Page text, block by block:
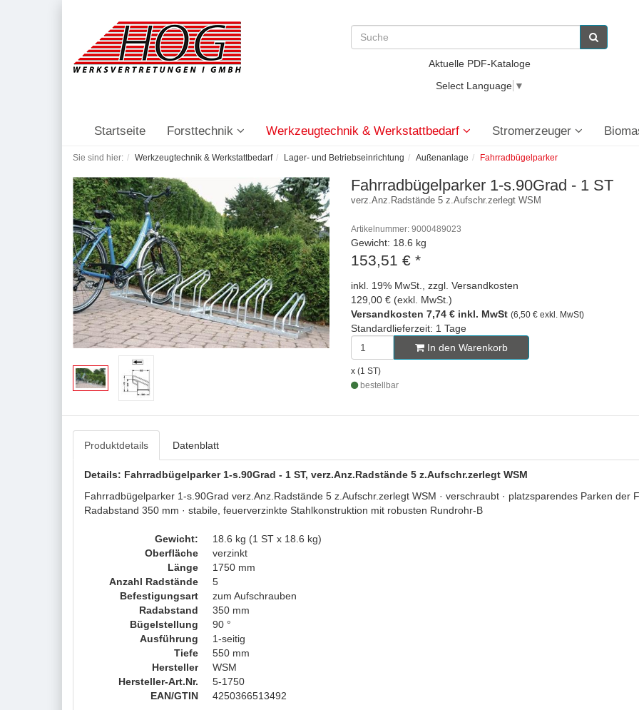
Aktuelle PDF-Kataloge
Select Language ▼
Startseite Forsttechnik Werkzeugtechnik & Werkstattbedarf Stromerzeuger
Sie sind hier: Werkzeugtechnik & Werkstattbedarf Lager- und Betriebseinrichtung Außenanlage Fahrradbügelparker
Fahrradbügelparker 1-s.90Grad - 1 ST
verz.Anz.Radstände 5 z.Aufschr.zerlegt WSM
Artikelnummer: 9000489023
Gewicht: 18.6 kg
153,51 € *
inkl. 19% MwSt., zzgl. Versandkosten
129,00 € (exkl. MwSt.)
Versandkosten 7,74 € inkl. MwSt (6,50 € exkl. MwSt)
Standardlieferzeit: 1 Tage
In den Warenkorb
x (1 ST)
bestellbar
Produktdetails Datenblatt
Details: Fahrradbügelparker 1-s.90Grad - 1 ST, verz.Anz.Radstände 5 z.Aufschr.zerlegt WSM
Fahrradbügelparker 1-s.90Grad verz.Anz.Radstände 5 z.Aufschr.zerlegt WSM · verschraubt · platzsparendes Parken der
Radabstand 350 mm · stabile, feuerverzinkte Stahlkonstruktion mit robusten Rundrohr-B
Gewicht:
18.6 kg (1 ST x 18.6 kg)
Oberfläche
verzinkt
Länge
1750 mm
Anzahl Radstände
5
Befestigungsart
zum Aufschrauben
Radabstand
350 mm
Bügelstellung
90 °
Ausführung
1-seitig
Tiefe
550 mm
Hersteller
WSM
Hersteller-Art.Nr.
5-1750
EAN/GTIN
4250366513492